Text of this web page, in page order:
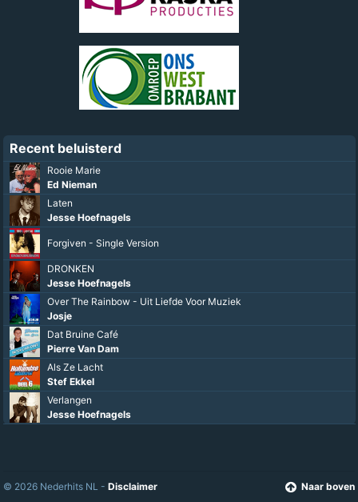
Recent beluisterd
Rooie Marie
Ed Nieman
Laten
Jesse Hoefnagels
Forgiven - Single Version
DRONKEN
Jesse Hoefnagels
Over The Rainbow - Uit Liefde Voor Muziek
Josje
Dat Bruine Café
Pierre Van Dam
Als Ze Lacht
Stef Ekkel
Verlangen
Jesse Hoefnagels
Naar boven
© 2026 Nederhits NL - Disclaimer